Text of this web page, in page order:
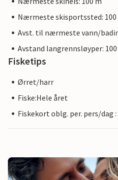
Nærmeste skisportssted:
Avst. til nærmeste vann/
Avstand langrennsløyper:
Fisketips
Ørret/harr
Fiske:Hele året
Fiskekort oblg. per. pers/dag :